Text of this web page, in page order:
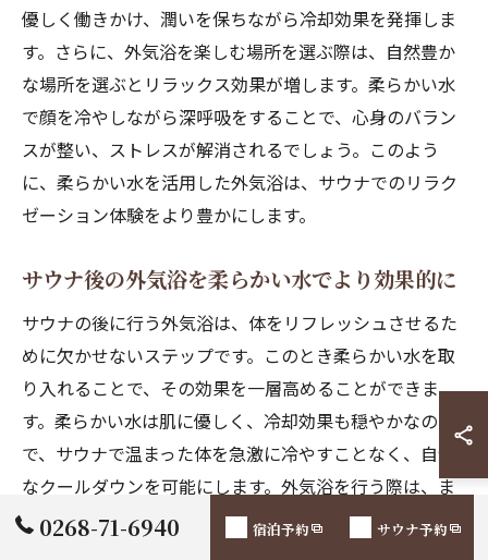
優しく働きかけ、潤いを保ちながら冷却効果を発揮しま
す。さらに、外気浴を楽しむ場所を選ぶ際は、自然豊か
な場所を選ぶとリラックス効果が増します。柔らかい水
で顔を冷やしながら深呼吸をすることで、心身のバラン
スが整い、ストレスが解消されるでしょう。このよう
に、柔らかい水を活用した外気浴は、サウナでのリラク
ゼーション体験をより豊かにします。
サウナ後の外気浴を柔らかい水でより効果的に
サウナの後に行う外気浴は、体をリフレッシュさせるた
めに欠かせないステップです。このとき柔らかい水を取
り入れることで、その効果を一層高めることができま
す。柔らかい水は肌に優しく、冷却効果も穏やかなの
で、サウナで温まった体を急激に冷やすことなく、自然
なクールダウンを可能にします。外気浴を行う際は、ま
ず柔らかい水で軽く顔を洗い、深呼吸をして体を落ち着
0268-71-6940 宿泊予約 サウナ予約